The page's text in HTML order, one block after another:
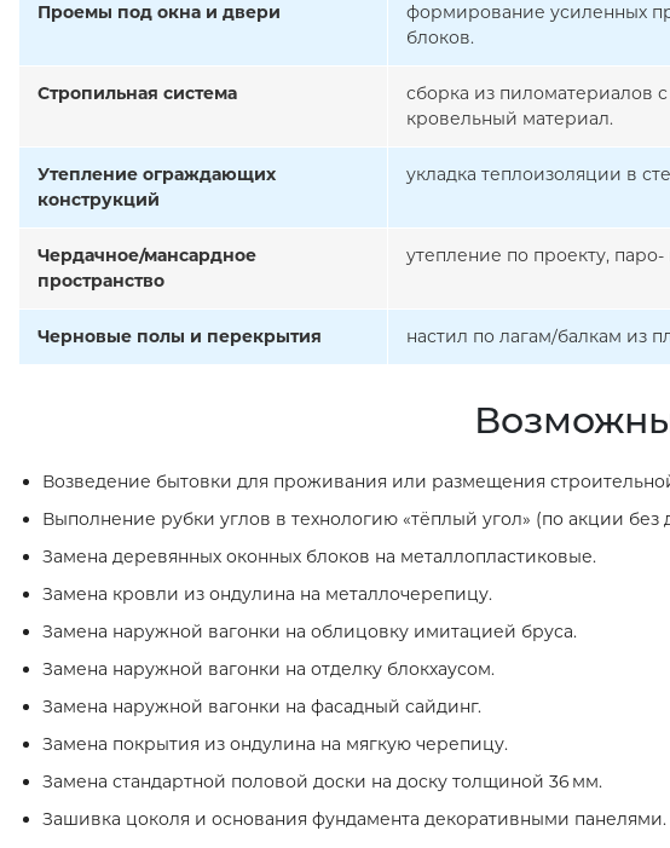
Проемы под окна и двери
формирование усиленных
блоков.
Стропильная система
сборка из пиломатериалов
кровельный материал.
Утепление ограждающих
конструкций
укладка теплоизоляции в
Чердачное/мансардное
пространство
утепление по проекту,
Черновые полы и перекрытия настил по лагам/балкам из
Возведение бытовки для проживания или размещения
Выполнение рубки углов в технологию «тёплый угол» (по акции без
Замена деревянных оконных блоков на металлопластиковые.
Замена кровли из ондулина на металлочерепицу.
Замена наружной вагонки на облицовку имитацией бруса.
Замена наружной вагонки на отделку блокхаусом.
Замена наружной вагонки на фасадный сайдинг.
Замена покрытия из ондулина на мягкую черепицу.
Замена стандартной половой доски на доску толщиной 36 мм.
Зашивка цоколя и основания фундамента декоративными панелями.